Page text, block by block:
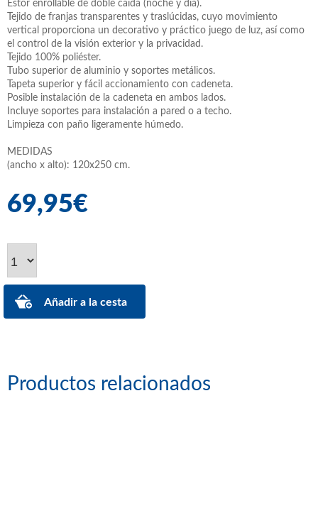
Estor enrollable de doble caída (noche y día).
Tejido de franjas transparentes y traslúcidas, cuyo movimiento
vertical proporciona un decorativo y práctico juego de luz, así como
el control de la visión exterior y la privacidad.
Tejido 100% poliéster.
Tubo superior de aluminio y soportes metálicos.
Tapeta superior y fácil accionamiento con cadeneta.
Posible instalación de la cadeneta en ambos lados.
Incluye soportes para instalación a pared o a techo.
Limpieza con paño ligeramente húmedo.
MEDIDAS
(ancho x alto): 120x250 cm.
69,95€
Productos relacionados